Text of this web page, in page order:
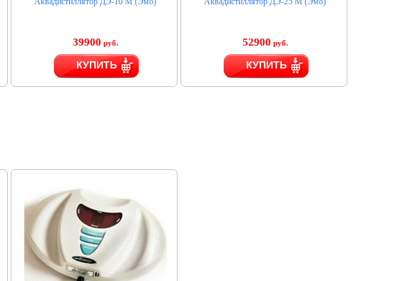
39900 руб.
КУПИТЬ
52900 руб.
КУПИТЬ